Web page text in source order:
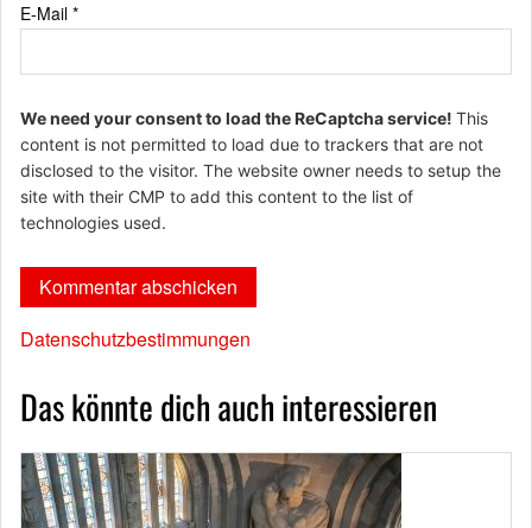
E-Mail *
We need your consent to load the ReCaptcha service! This
content is not permitted to load due to trackers that are not
disclosed to the visitor. The website owner needs to setup the
site with their CMP to add this content to the list of
technologies used.
Datenschutzbestimmungen
Das könnte dich auch interessieren